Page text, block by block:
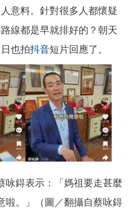
意料。針對很多人都懷疑
線都是早就排好的？朝天
也拍抖音短片回應了。
咏鍀表示：「媽祖要走甚麼
啦。」（圖／翻攝自蔡咏鍀